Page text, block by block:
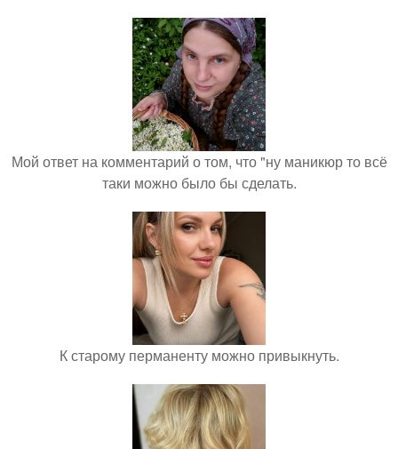
Мой ответ на комментарий о том, что "ну маникюр то всё
таки можно было бы сделать.
К старому перманенту можно привыкнуть.